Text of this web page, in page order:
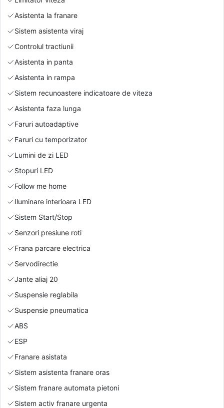
Asistenta la franare
Sistem asistenta viraj
Controlul tractiunii
Asistenta in panta
Asistenta in rampa
Sistem recunoastere indicatoare de viteza
Asistenta faza lunga
Faruri autoadaptive
Faruri cu temporizator
Lumini de zi LED
Stopuri LED
Follow me home
Iluminare interioara LED
Sistem Start/Stop
Senzori presiune roti
Frana parcare electrica
Servodirectie
Jante aliaj 20
Suspensie reglabila
Suspensie pneumatica
ABS
ESP
Franare asistata
Sistem asistenta franare oras
Sistem franare automata pietoni
Sistem activ franare urgenta